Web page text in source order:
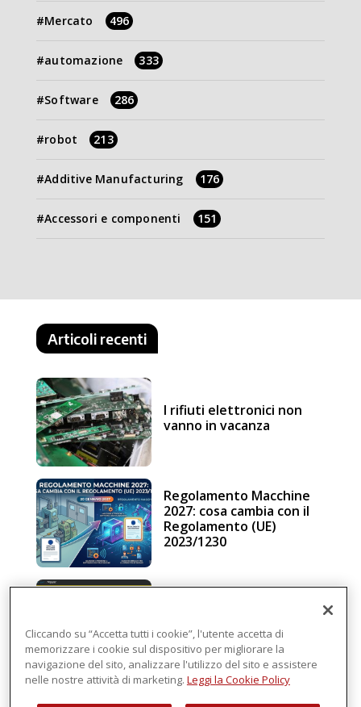
Mercato 496
automazione 333
Software 286
robot 213
Additive Manufacturing 176
Accessori e componenti 151
Articoli recenti
I rifiuti elettronici non
vanno in vacanza
Regolamento Macchine
2027: cosa cambia con il
Regolamento (UE)
2023/1230
intelligenza in cloud
Cliccando su “Accetta tutti i cookie”, l'utente accetta di
memorizzare i cookie sul dispositivo per migliorare la
navigazione del sito, analizzare l'utilizzo del sito e assistere
nelle nostre attività di marketing. Leggi la Cookie Policy